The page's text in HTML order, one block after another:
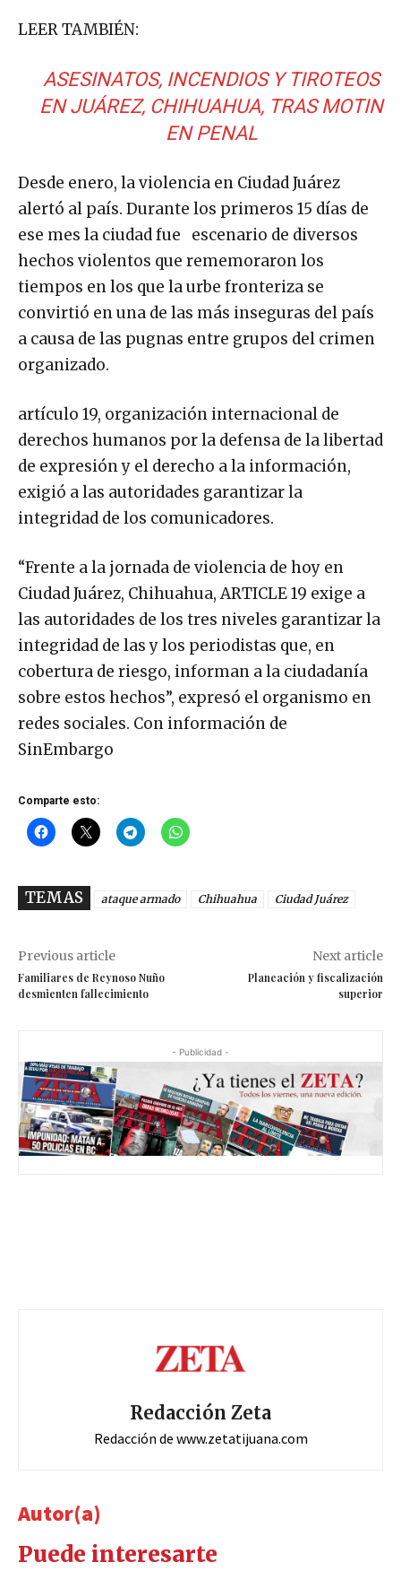
LEER TAMBIÉN:
ASESINATOS, INCENDIOS Y TIROTEOS
EN JUÁREZ, CHIHUAHUA, TRAS MOTIN
EN PENAL
Desde enero, la violencia en Ciudad Juárez
alertó al país. Durante los primeros 15 días de
ese mes la ciudad fue escenario de diversos
hechos violentos que rememoraron los
tiempos en los que la urbe fronteriza se
convirtió en una de las más inseguras del país
a causa de las pugnas entre grupos del crimen
organizado.
artículo 19, organización internacional de
derechos humanos por la defensa de la libertad
de expresión y el derecho a la información,
exigió a las autoridades garantizar la
integridad de los comunicadores.
“Frente a la jornada de violencia de hoy en
Ciudad Juárez, Chihuahua, ARTICLE 19 exige a
las autoridades de los tres niveles garantizar la
integridad de las y los periodistas que, en
cobertura de riesgo, informan a la ciudadanía
sobre estos hechos”, expresó el organismo en
redes sociales. Con información de
SinEmbargo
Comparte esto:
TEMAS ataque armado Chihuahua Ciudad Juárez
Previous article
Familiares de Reynoso Nuño
desmienten fallecimiento
Next article
Planeación y fiscalización
superior
- Publicidad -
Redacción Zeta
Redacción de www.zetatijuana.com
Autor(a)
Puede interesarte